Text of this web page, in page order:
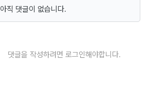
아직 댓글이 없습니다.
댓글을 작성하려면 로그인해야합니다.